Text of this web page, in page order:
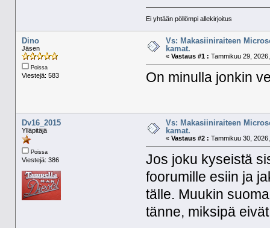
Ei yhtään pöllömpi allekirjoitus
Dino
Jäsen
Poissa
Viestejä: 583
Vs: Makasiiniraiteen
kamat.
« Vastaus #1 : Tammikuu 29,
On minulla jonkin
Dv16_2015
Ylläpitäjä
Poissa
Viestejä: 386
Vs: Makasiiniraiteen
kamat.
« Vastaus #2 : Tammikuu 30,
Jos joku kyseistä
foorumille esiin ja
tälle. Muukin
tänne, miksipä